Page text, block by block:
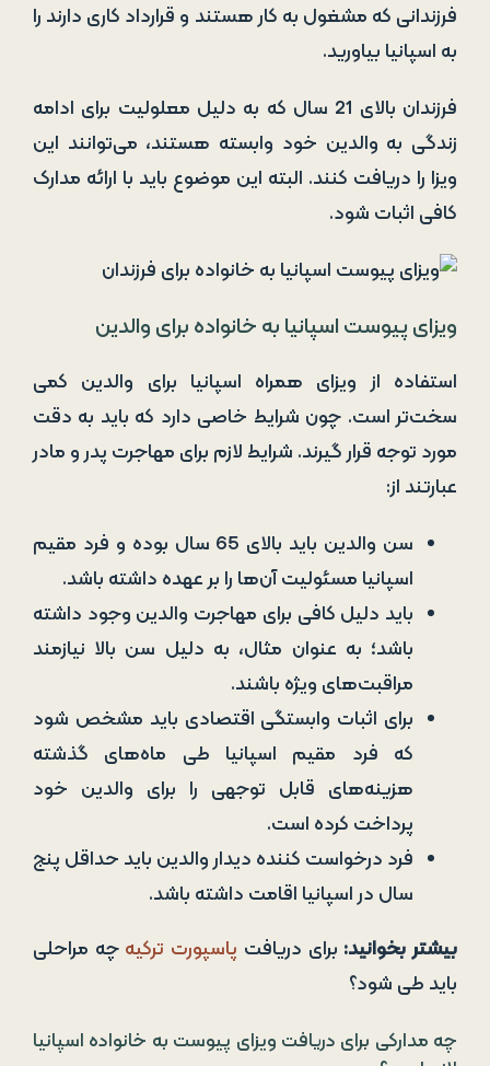
فرزندانی که مشغول به کار هستند و قرارداد کاری دارند را
به اسپانیا بیاورید.
فرزندان بالای 21 سال که به دلیل معلولیت برای ادامه
زندگی به والدین خود وابسته هستند، می‌توانند این
ویزا را دریافت کنند. البته این موضوع باید با ارائه مدارک
کافی اثبات شود.
ویزای پیوست اسپانیا به خانواده برای والدین
استفاده از ویزای همراه اسپانیا برای والدین کمی
سخت‌تر است. چون شرایط خاصی دارد که باید به دقت
مورد توجه قرار گیرند. شرایط لازم برای مهاجرت پدر و مادر
عبارتند از:
سن والدین باید بالای 65 سال بوده و فرد مقیم
اسپانیا مسئولیت آن‌ها را بر عهده داشته باشد.
باید دلیل کافی برای مهاجرت والدین وجود داشته
باشد؛ به عنوان مثال، به دلیل سن بالا نیازمند
مراقبت‌های ویژه باشند.
برای اثبات وابستگی اقتصادی باید مشخص شود
که فرد مقیم اسپانیا طی ماه‌های گذشته
هزینه‌های قابل توجهی را برای والدین خود
پرداخت کرده است.
فرد درخواست کننده دیدار والدین باید حداقل پنج
سال در اسپانیا اقامت داشته باشد.
بیشتر بخوانید: برای دریافت پاسپورت ترکیه چه مراحلی
باید طی شود؟
چه مدارکی برای دریافت ویزای پیوست به خانواده اسپانیا